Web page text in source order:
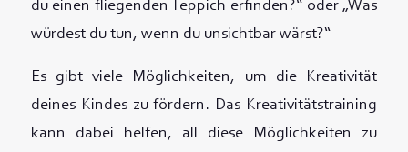
du einen fliegenden Teppich erfinden?“ oder „Was
würdest du tun, wenn du unsichtbar wärst?“
Es gibt viele Möglichkeiten, um die Kreativität
deines Kindes zu fördern. Das Kreativitätstraining
kann dabei helfen, all diese Möglichkeiten zu